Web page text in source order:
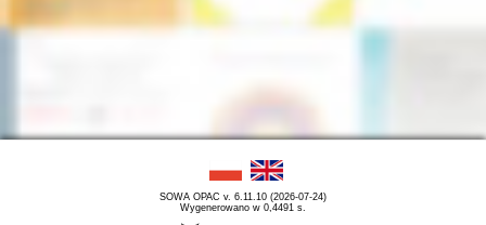
SOWA OPAC v. 6.11.10 (2026-07-24)
Wygenerowano w 0,4491 s.